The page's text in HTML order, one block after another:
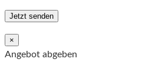
×
Angebot abgeben